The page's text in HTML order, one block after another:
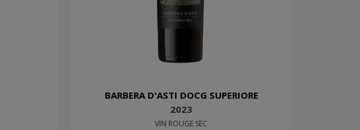
BARBERA D'ASTI DOCG SUPERIORE
2023
VIN ROUGE SEC